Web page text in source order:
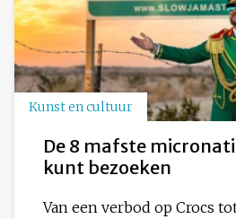
Kunst en cultuur
De 8 mafste
kunt bezoeken
Van een verbod op Crocs